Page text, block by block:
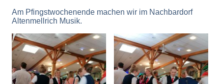
Am Pfingstwochenende machen wir im Nachbardorf
Altenmellrich Musik.